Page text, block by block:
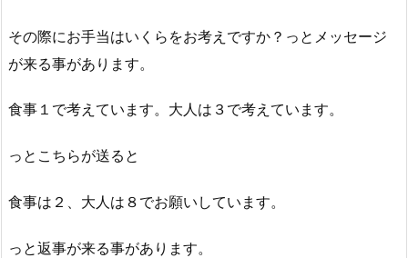
その際にお手当はいくらをお考えですか？っとメッセージ
が来る事があります。
食事１で考えています。大人は３で考えています。
っとこちらが送ると
食事は２、大人は８でお願いしています。
っと返事が来る事があります。